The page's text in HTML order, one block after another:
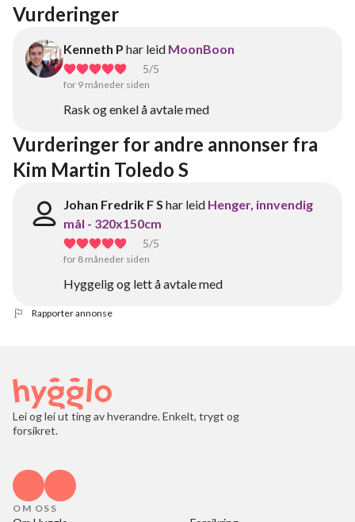
Vurderinger
Kenneth P har leid MoonBoon
5/5
for 9 måneder siden
Rask og enkel å avtale med
Vurderinger for andre annonser fra
Kim Martin Toledo S
Johan Fredrik F S har leid Henger, innvendig
mål - 320x150cm
5/5
for 8 måneder siden
Hyggelig og lett å avtale med
Rapporter annonse
Lei og lei ut ting av hverandre. Enkelt, trygt og
forsikret.
OM OSS